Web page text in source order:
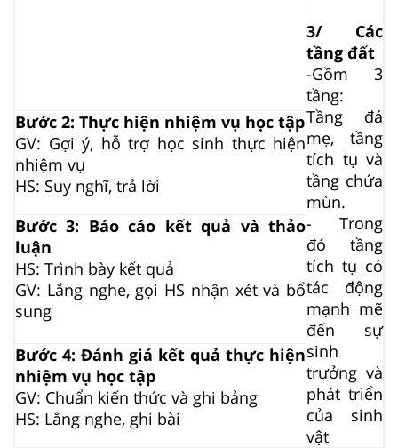
3/ Các
tầng đất
-Gồm 3
tầng:
Tầng đá
mẹ, tầng
tích tụ và
tầng chứa
mùn.
- Trong
đó tầng
tích tụ có
tác động
mạnh mẽ
đến sự
sinh
trưởng và
phát triển
của sinh
vật
Bước 2: Thực hiện nhiệm vụ học tập
GV: Gợi ý, hỗ trợ học sinh thực hiện
nhiệm vụ
HS: Suy nghĩ, trả lời
Bước 3: Báo cáo kết quả và thảo
luận
HS: Trình bày kết quả
GV: Lắng nghe, gọi HS nhận xét và bổ
sung
Bước 4: Đánh giá kết quả thực hiện
nhiệm vụ học tập
GV: Chuẩn kiến thức và ghi bảng
HS: Lắng nghe, ghi bài